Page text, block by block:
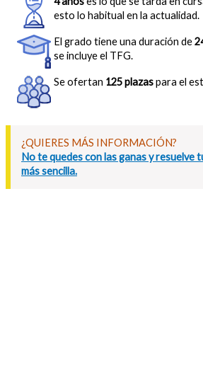
esto lo habitual en la actualidad.
El grado tiene una duración de
se incluye el TFG.
Se ofertan 125 plazaspara el
¿QUIERES MÁS INFORMACIÓN?
No te quedes con las ganas y resuelve
más sencilla.